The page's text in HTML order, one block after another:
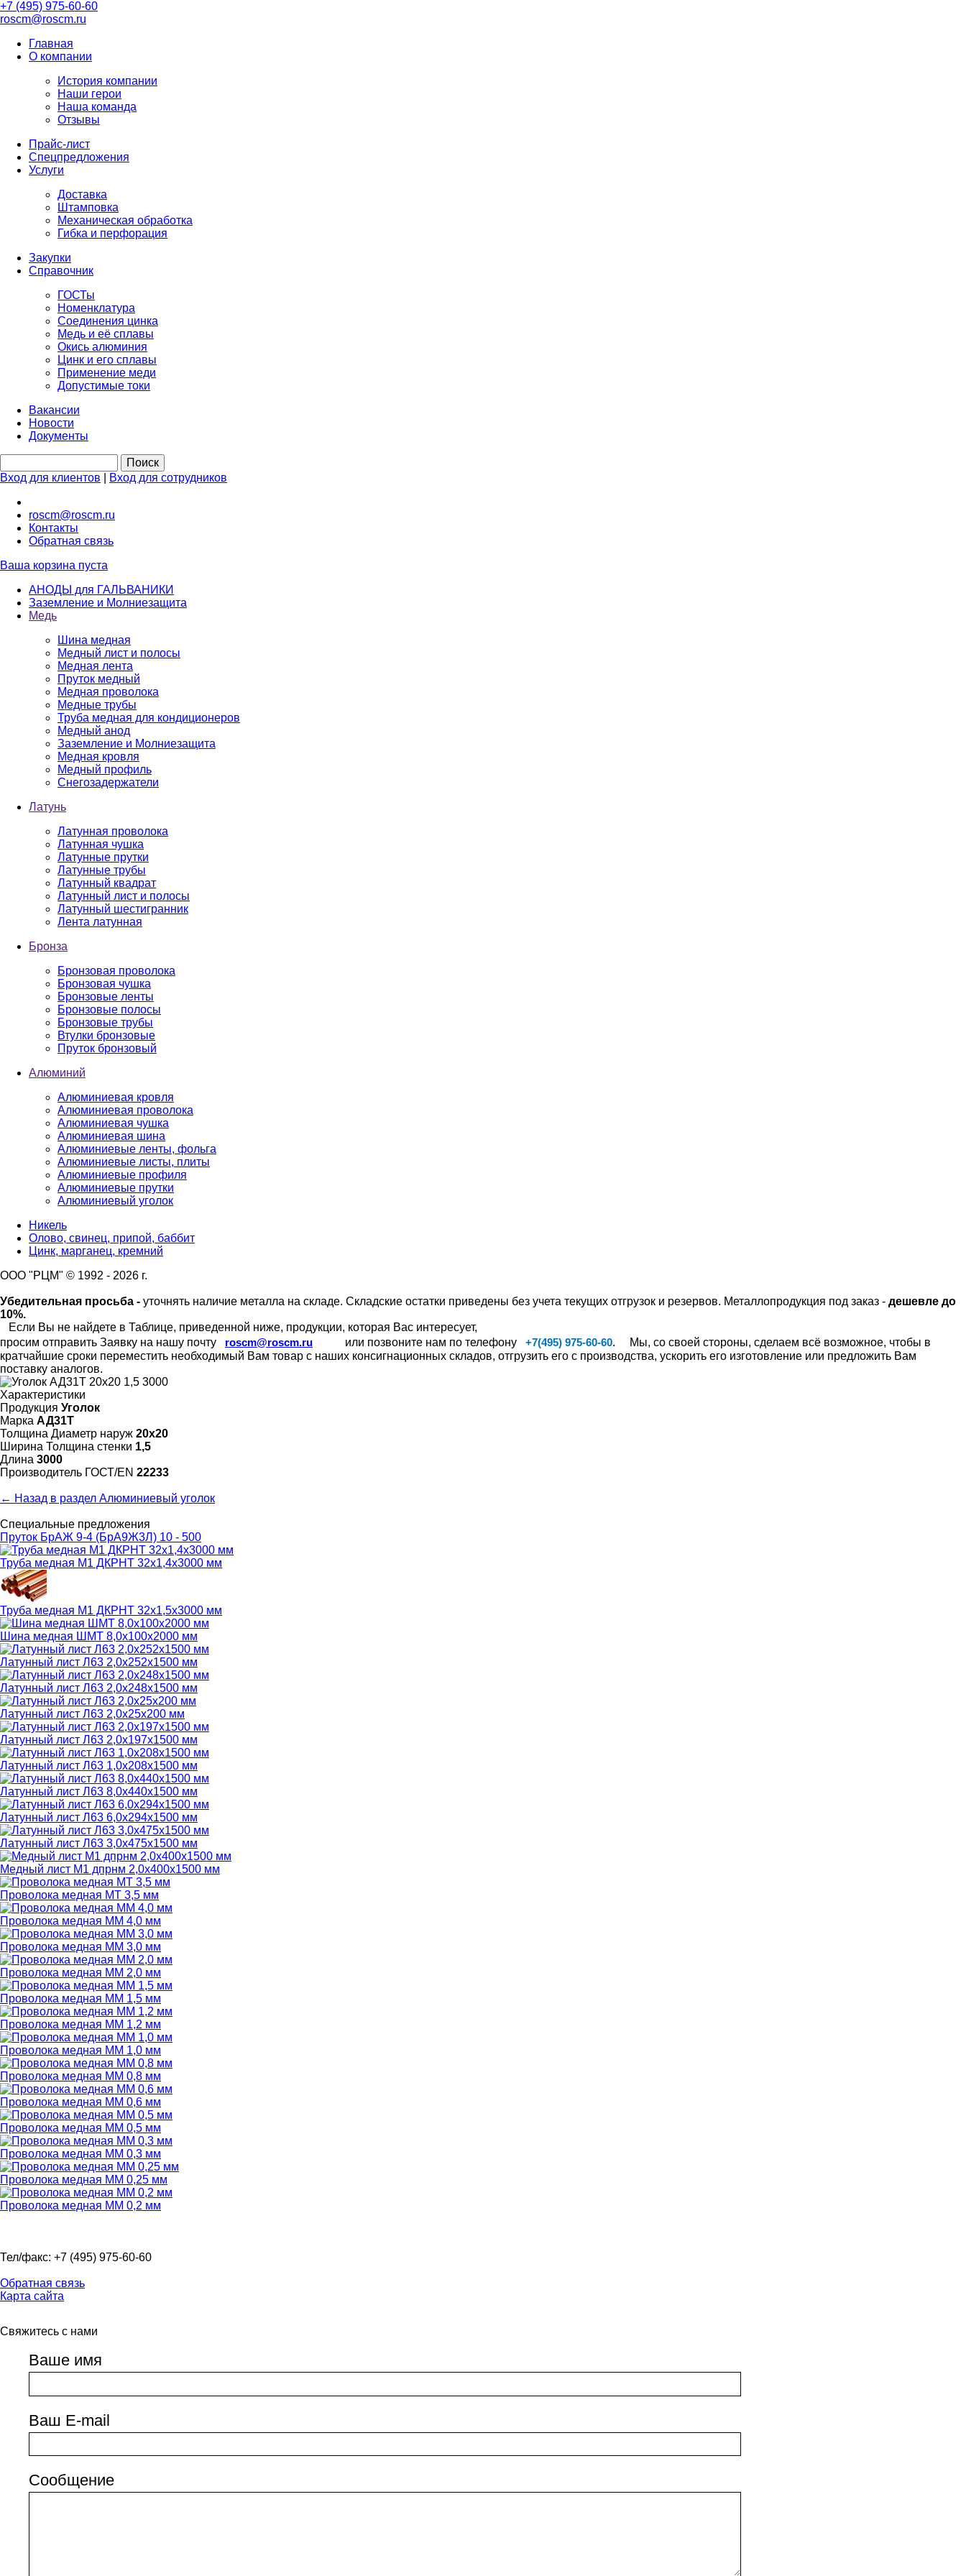
+7 (495) 975-60-60
roscm@roscm.ru
Главная
О компании
История компании
Наши герои
Наша команда
Отзывы
Прайс-лист
Спецпредложения
Услуги
Доставка
Штамповка
Механическая обработка
Гибка и перфорация
Закупки
Справочник
ГОСТы
Номенклатура
Соединения цинка
Медь и её сплавы
Окись алюминия
Цинк и его сплавы
Применение меди
Допустимые токи
Вакансии
Новости
Документы
Вход для клиентов Вход для сотрудников
roscm@roscm.ru
Контакты
Обратная связь
Ваша корзина пуста
АНОДЫ для ГАЛЬВАНИКИ
Заземление и Молниезащита
Медь
Шина медная
Медный лист и полосы
Медная лента
Пруток медный
Медная проволока
Медные трубы
Труба медная для кондиционеров
Медный анод
Заземление и Молниезащита
Медная кровля
Медный профиль
Снегозадержатели
Латунь
Латунная проволока
Латунная чушка
Латунные прутки
Латунные трубы
Латунный квадрат
Латунный лист и полосы
Латунный шестигранник
Лента латунная
Бронза
Бронзовая проволока
Бронзовая чушка
Бронзовые ленты
Бронзовые полосы
Бронзовые трубы
Втулки бронзовые
Пруток бронзовый
Алюминий
Алюминиевая кровля
Алюминиевая проволока
Алюминиевая чушка
Алюминиевая шина
Алюминиевые ленты, фольга
Алюминиевые листы, плиты
Алюминиевые профиля
Алюминиевые прутки
Алюминиевый уголок
Никель
Олово, свинец, припой, баббит
Цинк, марганец, кремний
ООО "РЦМ" © 1992 - 2026 г.
Убедительная просьба - уточнять наличие металла на складе. Складские остатки приведены без учета текущих отгрузок и резервов. Металлопродукция под заказ - дешевле до
10%.
Если Вы не найдете в Таблице, приведенной ниже, продукции, которая Вас интересует,
просим отправить Заявку на нашу почту
roscm@roscm.ru или позвоните нам по телефону +7(495) 975-60-60. Мы, со своей стороны, сделаем всё возможное, чтобы в
кратчайшие сроки переместить необходимый Вам товар с наших консигнационных складов, отгрузить его с производства, ускорить его изготовление или предложить Вам
поставку аналогов.
Характеристики
Продукция Уголок
Марка АД31Т
Толщина Диаметр наруж 20х20
Ширина Толщина стенки 1,5
Длина 3000
Произво­дитель ГОСТ/EN 22233
← Назад в раздел Алюминиевый уголок
Специальные предложения
Пруток БрАЖ 9-4 (БрА9Ж3Л) 10 - 500
Труба медная М1 ДКРНТ 32х1,4х3000 мм
Труба медная М1 ДКРНТ 32х1,5х3000 мм
Шина медная ШМТ 8,0х100х2000 мм
Латунный лист Л63 2,0х252х1500 мм
Латунный лист Л63 2,0х248х1500 мм
Латунный лист Л63 2,0х25х200 мм
Латунный лист Л63 2,0х197х1500 мм
Латунный лист Л63 1,0х208х1500 мм
Латунный лист Л63 8,0х440х1500 мм
Латунный лист Л63 6,0х294х1500 мм
Латунный лист Л63 3,0х475х1500 мм
Медный лист М1 дпрнм 2,0х400х1500 мм
Проволока медная МТ 3,5 мм
Проволока медная ММ 4,0 мм
Проволока медная ММ 3,0 мм
Проволока медная ММ 2,0 мм
Проволока медная ММ 1,5 мм
Проволока медная ММ 1,2 мм
Проволока медная ММ 1,0 мм
Проволока медная ММ 0,8 мм
Проволока медная ММ 0,6 мм
Проволока медная ММ 0,5 мм
Проволока медная ММ 0,3 мм
Проволока медная ММ 0,25 мм
Проволока медная ММ 0,2 мм
Тел/факс: +7 (495) 975-60-60
Обратная связь
Карта сайта
Свяжитесь с нами
Ваше имя
Ваш E-mail
Сообщение